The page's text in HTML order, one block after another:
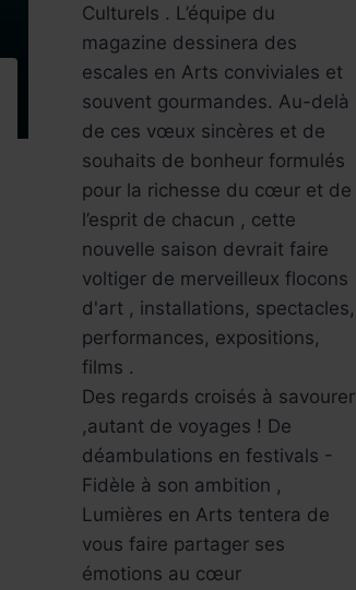
Culturels . L’équipe du
magazine dessinera des
escales en Arts conviviales et
souvent gourmandes. Au-delà
de ces vœux sincères et de
souhaits de bonheur formulés
pour la richesse du cœur et de
l’esprit de chacun , cette
nouvelle saison devrait faire
voltiger de merveilleux flocons
d'art , installations, spectacles,
performances, expositions,
films .
Des regards croisés à savourer
,autant de voyages ! De
déambulations en festivals -
Fidèle à son ambition ,
Lumières en Arts tentera de
vous faire partager ses
émotions au cœur